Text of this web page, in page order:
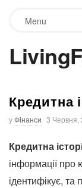
Menu
Кредитна
уФінанси 3 Червня,
Кредитна
інформації про
ідентифікує,